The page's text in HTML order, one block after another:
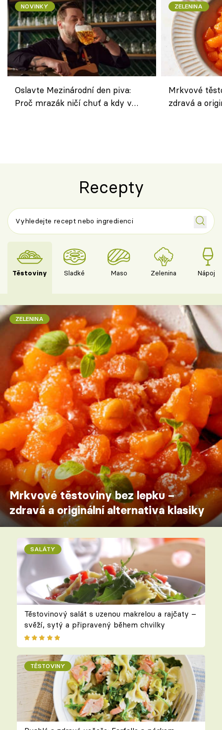
NOVINKY
Oslavte Mezinárodní den piva:
Proč mrazák ničí chuť a kdy v
ZELENINA
Mrkvové
zdravá a
Recepty
Těstoviny Sladké Maso Zelenina Nápoje
ZELENINA
Mrkvové těstoviny bez lepku –
zdravá a originální alternativa klasiky
SALÁTY
Těstovinový salát s uzenou makrelou a rajčaty –
svěží, sytý a připravený během chvilky
TĚSTOVINY